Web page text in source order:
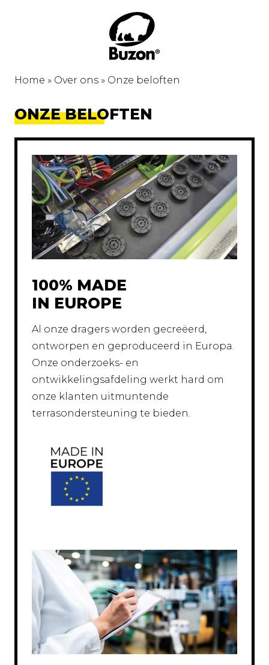
Home » Over ons » Onze beloften
ONZE BELOFTEN
100% MADE
IN EUROPE
Al onze dragers worden gecreëerd,
ontworpen en geproduceerd in Europa.
Onze onderzoeks- en
ontwikkelingsafdeling werkt hard om
onze klanten uitmuntende
terrasondersteuning te bieden.